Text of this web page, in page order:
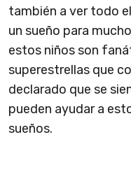
también a ver todo el
un sueño para
estos niños son
superestrellas que
declarado que se
pueden ayudar a
sueños.